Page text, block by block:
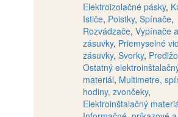
Elektroizolačné pásky,
Ističe, Poistky, Spínače,
Rozvádzače, Vypínače a
zásuvky, Priemyselné
zásuvky, Svorky,
Ostatný
materiál, Multimetre,
hodiny, zvončeky,
Elektroinštalačný